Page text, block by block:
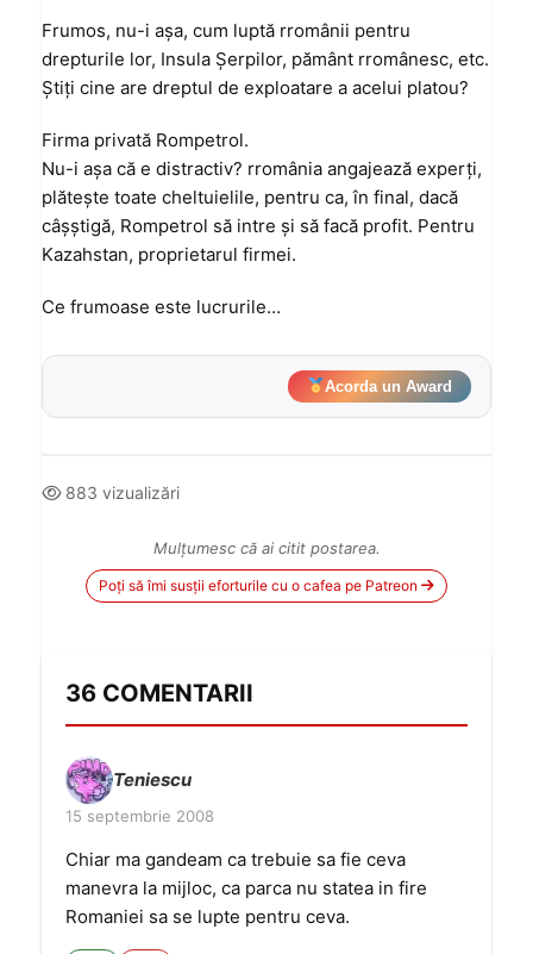
Frumos, nu-i așa, cum luptă rromânii pentru
drepturile lor, Insula Șerpilor, pământ rromânesc, etc.
Știți cine are dreptul de exploatare a acelui platou?
Firma privată Rompetrol.
Nu-i așa că e distractiv? rromânia angajează experți,
plătește toate cheltuielile, pentru ca, în final, dacă
câșștigă, Rompetrol să intre și să facă profit. Pentru
Kazahstan, proprietarul firmei.
Ce frumoase este lucrurile…
Acorda un Award
883 vizualizări
Mulțumesc că ai citit postarea.
Poți să îmi susții eforturile cu o cafea pe Patreon
36 COMENTARII
Teniescu
15 septembrie 2008
Chiar ma gandeam ca trebuie sa fie ceva
manevra la mijloc, ca parca nu statea in fire
Romaniei sa se lupte pentru ceva.